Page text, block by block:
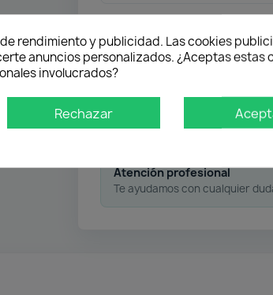
Envío gratuito
Desde 50 € en península
Pago flexible
Atención profesional
Te ayudamos con cualquier
rendimiento y publicidad. Las cookies
anuncios personalizados. ¿Aceptas estas
involucrados?
Rechazar